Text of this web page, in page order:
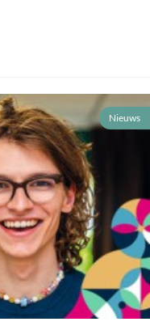
Nieuws